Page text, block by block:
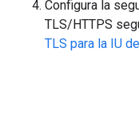
Configura la
TLS/HTTPS
TLS para la IU